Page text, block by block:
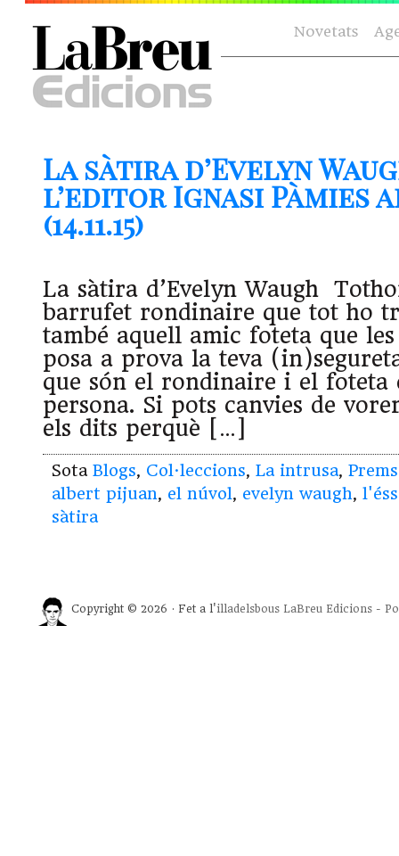
Novetats
La sàtira d’Evelyn
l’editor Ignasi Pàmies
(14.11.15)
La sàtira d’Evelyn Waugh
barrufet rondinaire que tot ho
també aquell amic foteta que
posa a prova la teva
que són el rondinaire i el foteta
persona. Si pots canvies de
els dits perquè […]
Sota Blogs, Col·leccions, La intrusa,
albert pijuan, el núvol, evelyn waugh,
sàtira
Copyright © 2026 · Fet a l'illadelsbous LaBreu Edicions -